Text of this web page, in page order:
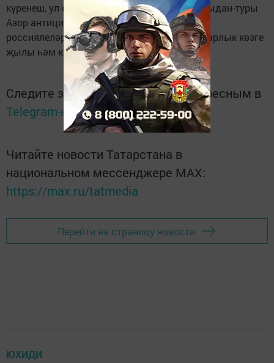
күренеш, ул өч елга ике тапкыр була. Ул турыдан-туры
Азор антициклоны килү белән бәйле. Әмма
россиялеләр еш кына "әбиләр чуагы" дип барлык көзге
җылы һәм коры көннәрне атыйлар.
Следите за самым важным и интересным в
Telegram-канале Татмедиа
Читайте новости Татарстана в
национальном мессенджере MАХ:
https://max.ru/tatmedia
Перейти на страницу новости
ЮХИДИ